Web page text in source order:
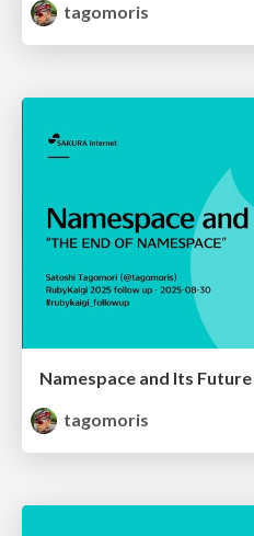
tagomoris
Namespace and Its Future
tagomoris